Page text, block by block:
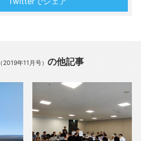
（2019年11月号） の他記事